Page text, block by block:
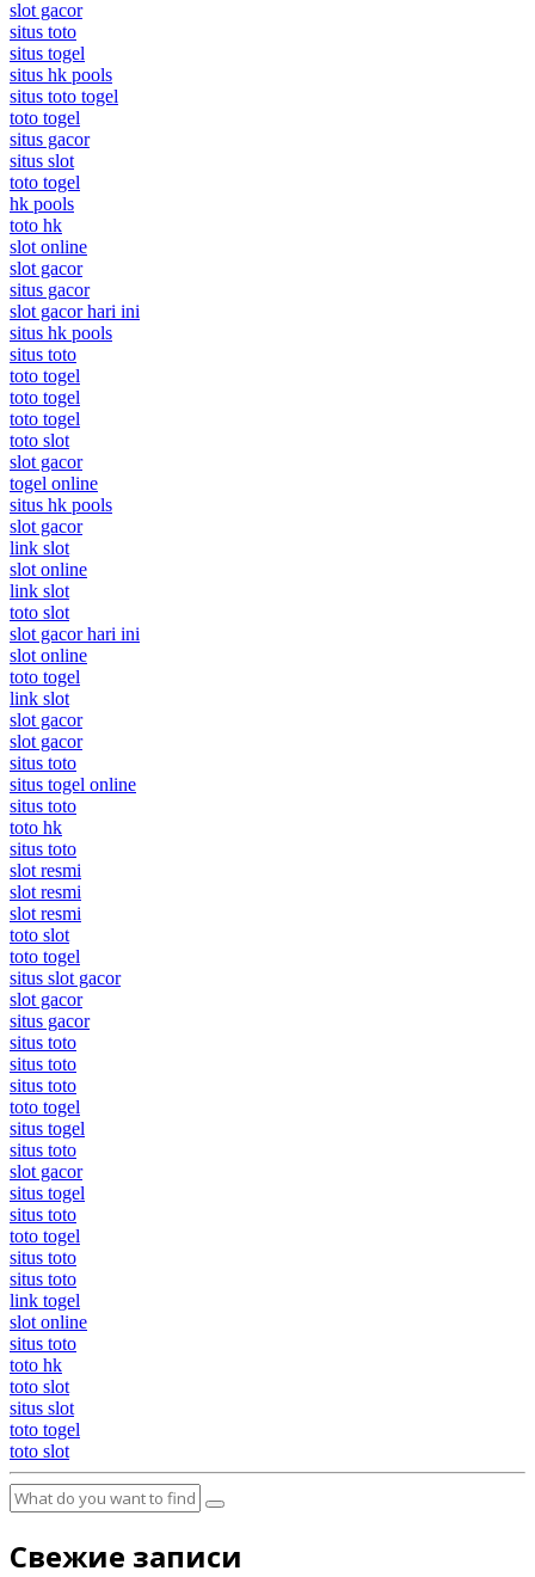
slot gacor
situs toto
situs togel
situs hk pools
situs toto togel
toto togel
situs gacor
situs slot
toto togel
hk pools
toto hk
slot online
slot gacor
situs gacor
slot gacor hari ini
situs hk pools
situs toto
toto togel
toto togel
toto togel
toto slot
slot gacor
togel online
situs hk pools
slot gacor
link slot
slot online
link slot
toto slot
slot gacor hari ini
slot online
toto togel
link slot
slot gacor
slot gacor
situs toto
situs togel online
situs toto
toto hk
situs toto
slot resmi
slot resmi
slot resmi
toto slot
toto togel
situs slot gacor
slot gacor
situs gacor
situs toto
situs toto
situs toto
toto togel
situs togel
situs toto
slot gacor
situs togel
situs toto
toto togel
situs toto
situs toto
link togel
slot online
situs toto
toto hk
toto slot
situs slot
toto togel
toto slot
Свежие записи